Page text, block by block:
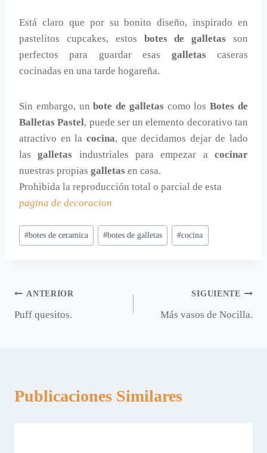
Está claro que por su bonito diseño, inspirado en
pastelitos cupcakes, estos botes de galletas son
perfectos para guardar esas galletascaseras
cocinadas en una tarde hogareña.
Sin embargo, un bote de galletascomo losBotes de
Balletas Pastel, puede ser un elemento decorativo tan
atractivo en la cocina, que decidamos dejar de lado
lasgalletas industriales para empezar acocinar
nuestras propias galletas en casa.
Prohibida la reproducción total o parcial de esta
pagina de decoracion
Etiquetas
de
#botes de ceramica #botes de galletas #cocina
Navegación
de
ANTERIOR
Puff quesitos.
SIGUIENTE
Más vasos de Nocilla.
Publicaciones Similares